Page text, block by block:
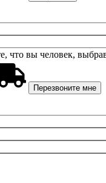
что вы человек,